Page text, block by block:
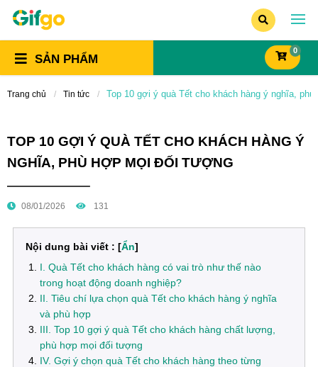
SẢN PHẨM
0
Trang chủ Tin tức Top 10 gợi ý quà Tết cho khách hàng ý nghĩa,
TOP 10 GỢI Ý QUÀ TẾT CHO KHÁCH HÀNG Ý
NGHĨA, PHÙ HỢP MỌI ĐỐI TƯỢNG
08/01/2026 131
Nội dung bài viết : [Ẩn]
I. Quà Tết cho khách hàng có vai trò như thế nào
trong hoạt động doanh nghiệp?
II. Tiêu chí lựa chọn quà Tết cho khách hàng ý nghĩa
và phù hợp
III. Top 10 gợi ý quà Tết cho khách hàng chất lượng,
phù hợp mọi đối tượng
IV. Gợi ý chọn quà Tết cho khách hàng theo từng